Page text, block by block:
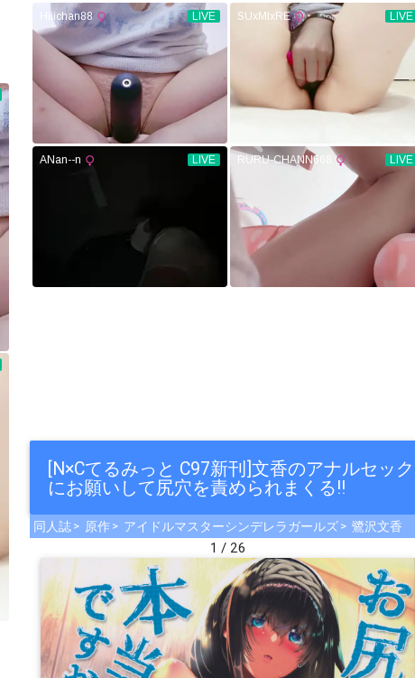
[N×Cてるみっと C97新刊]文香のアナルセッ
にお願いして尻穴を責められまくる!!
同人誌 原作 アイドルマスターシンデレラガールズ 鷺沢文香
1 / 26